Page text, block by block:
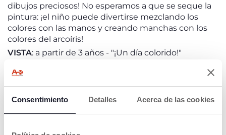
Consentimiento Detalles Acerca de las cookies
dibujos preciosos! No esperamos a que se seque la
pintura: ¡el niño puede divertirse mezclando los
colores con las manos y creando manchas con los
colores del arcoíris!
VISTA: a partir de 3 años - "¡Un día colorido!"
ejemplo, es amarillo, vestirá una camiseta amarilla,
dibujará un sol y le leeremos el cuento “Amarilito y
azulito”.